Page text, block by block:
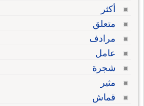
أكثر
متعلق
مرادف
عامل
شجرة
مثير
قماش